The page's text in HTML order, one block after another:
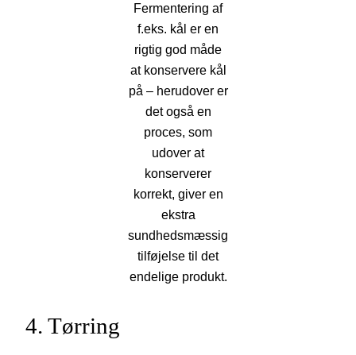
Fermentering af
f.eks. kål er en
rigtig god måde
at konservere kål
på – herudover er
det også en
proces, som
udover at
konserverer
korrekt, giver en
ekstra
sundhedsmæssig
tilføjelse til det
endelige produkt.
4. Tørring